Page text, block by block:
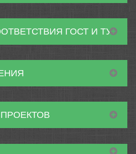
ГОСТ И ТУ